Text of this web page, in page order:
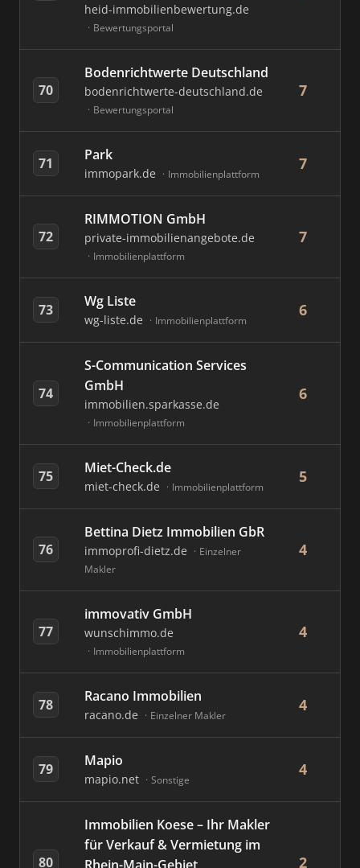
heid-immobilienbewertung.de
Bewertungsportal
70
Bodenrichtwerte Deutschland
bodenrichtwerte-deutschland.de
Bewertungsportal
7
71 Park
immopark.de Immobilienplattform
7
72
RIMMOTION GmbH
private-immobilienangebote.de
Immobilienplattform
7
73 Wg Liste
wg-liste.de Immobilienplattform
6
74
S-Communication Services
GmbH
immobilien.sparkasse.de
Immobilienplattform
6
75 Miet-Check.de
miet-check.de Immobilienplattform
5
76
Bettina Dietz Immobilien GbR
immoprofi-dietz.de
Einzelner
Makler
4
77
immovativ GmbH
wunschimmo.de
Immobilienplattform
4
78 Racano Immobilien
racano.de Einzelner Makler
4
79 Mapio
mapio.net Sonstige
4
80
Immobilien Koese – Ihr Makler
für Verkauf & Vermietung im
2